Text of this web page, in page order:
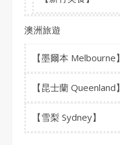
澳洲旅遊
【墨爾本 Melbourne】
【昆士蘭 Queenland】
【雪梨 Sydney】